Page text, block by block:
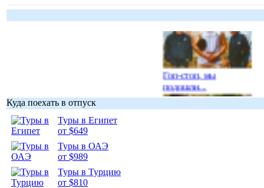
Гоп-стоп, мы
подошли...
Куда поехать в отпуск
Туры в Египет
от $649
Туры в ОАЭ
от $989
Туры в Турцию
от $810